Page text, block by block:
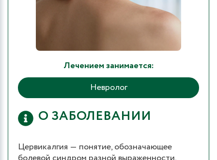
Лечением занимается:
Невролог
О ЗАБОЛЕВАНИИ
Цервикалгия ― понятие, обозначающее